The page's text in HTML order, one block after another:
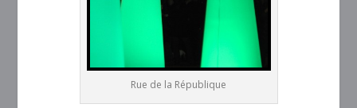
Rue de la République